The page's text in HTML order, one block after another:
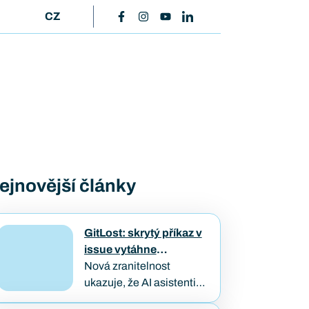
CZ
články
GitLost: skrytý příkaz v
issue vytáhne
soukromý kód
Nová zranitelnost
ukazuje, že AI asistenti